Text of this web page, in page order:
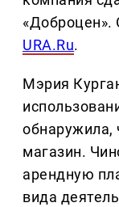
«Доброцен».
URA.Ru.
Мэрия
обнаружила,
магазин.
арендную
вида